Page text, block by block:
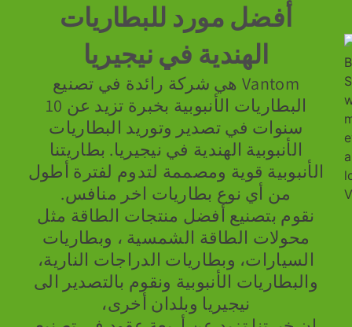
أفضل مورد للبطاريات
الهندية في نيجيريا
Vantom هي شركة رائدة في تصنيع
البطاريات الأنبوبية بخبرة تزيد عن 10
سنوات في تصدير وتوريد البطاريات
الأنبوبية الهندية في نيجيريا. بطاريتنا
الأنبوبية قوية ومصممة لتدوم لفترة أطول
من أي نوع بطاريات اخر منافس.
نقوم بتصنيع أفضل منتجات الطاقة مثل
محولات الطاقة الشمسية ، وبطاريات
السيارات، وبطاريات الدراجات النارية،
والبطاريات الأنبوبية ونقوم بالتصدير الى
نيجيريا وبلدان أخرى،